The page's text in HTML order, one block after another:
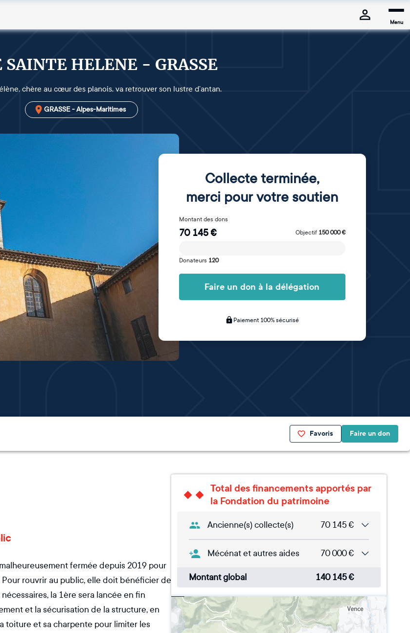
Menu
SAINTE HELENE - GRASSE
chère au cœur des planois, va retrouver son lustre d’antan.
GRASSE - Alpes-Maritimes
Collecte terminée,
merci pour votre soutien
Montant des dons
70 145€ Objectif 150 000€
Donateurs 120
Faire un don à la délégation
Paiement 100% sécurisé
Favoris Faire un don
fermée depuis 2019 pour
rouvrir au public, elle doit bénéficier de
la 1ère sera lancée en fin
et la sécurisation de la structure, en
et sa charpente pour limiter les
Total des financements apportés par
la Fondation du patrimoine
Ancienne(s) collecte(s) 70 145 €
Mécénat et autres aides 70 000€
Montant global 140 145€